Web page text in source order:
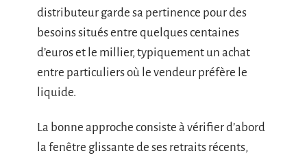
distributeur garde sa pertinence pour des
besoins situés entre quelques centaines
d’euros et le millier, typiquement un achat
entre particuliers où le vendeur préfère le
liquide.
La bonne approche consiste à vérifier d’abord
la fenêtre glissante de ses retraits récents,